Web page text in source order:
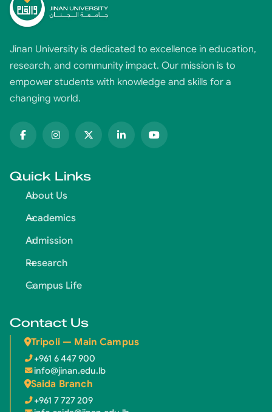
Jinan University is dedicated to excellence in education,
research, and community impact. Our mission is to
empower students with knowledge and skills for a
changing world.
Quick Links
About Us
Academics
Admission
Research
Campus Life
Contact Us
Tripoli — Main Campus
+961 6 447 900
info@jinan.edu.lb
Saida Branch
+961 7 727 209